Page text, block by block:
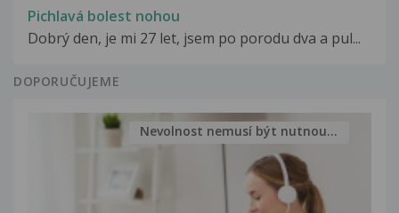
Pichlavá bolest nohou
Dobrý den, je mi 27 let, jsem po porodu dva a pul...
DOPORUČUJEME
Nevolnost nemusí být nutnou...